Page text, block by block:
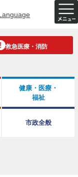
救急医療・消防
健康・医療・
福祉
市政全般